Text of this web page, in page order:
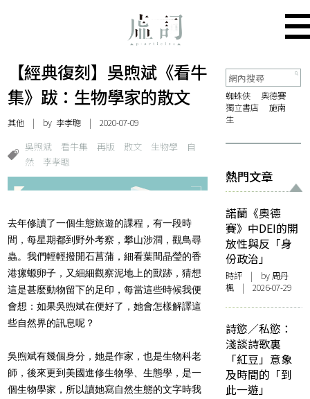
【經典復刻】吳煦斌《看牛
集》跋：生物學家的散文
其他 | by 李孝聰 | 2020-07-09
吳煦斌 看牛集 再版 散文 生物學
自
然
李孝聰
去年修讀了一個生態旅遊的課程，有一段時
間，每星期都到野外考察，攀山涉澗，觀鳥尋
蟲。我們輕輕撥開石菖蒲，細看葉間晶瑩的香
港瘰螈卵子，又細細觀察泥地上的獸跡，猜想
這是甚麼動物留下的足印，每當這些時候我便
會想：如果吳煦斌在便好了，她會怎樣解譯這
些自然界的訊息呢？
吳煦斌有幾個身分，她是作家，也是生物科老
師，後來更到美國進修生物學、生態學，是一
個生物學家，所以讀她寫自然生態的文字時我
蜘蛛俠
奧德賽
獨立書店
施南
生
熱門文章
諾蘭《奧德
賽》中DEI的開
放性與反「身
份政治」
時評 | by周丹
楓 | 2026-07-29
詩慾／私慾：
淺談詩歌裏
「紅豆」意象
及時間的「到
此一遊」